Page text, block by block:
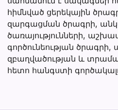
հիմնված ցերեկային
զարգացման ծրագրի,
ծառայությունների,
գործունեության ծրագրի,
զբաղվածության և
հետո հանգստի